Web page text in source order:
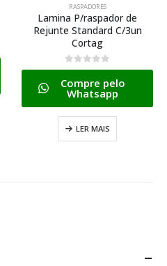
RASPADORES
Lamina P/raspador de
Rejunte Standard C/3un
Cortag
0de 5
Compre pelo
Whatsapp
LER MAIS